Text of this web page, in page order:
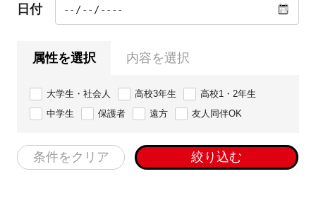
日付
属性を選択 内容を選択
大学生・社会人 高校3年生
高校1・2年生
中学生
保護者 遠方 友人同伴OK
条件をクリア 絞り込む